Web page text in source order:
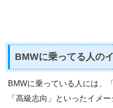
BMWに乗ってる人の
BMWに乗っている人には、
「高級志向」といったイメ